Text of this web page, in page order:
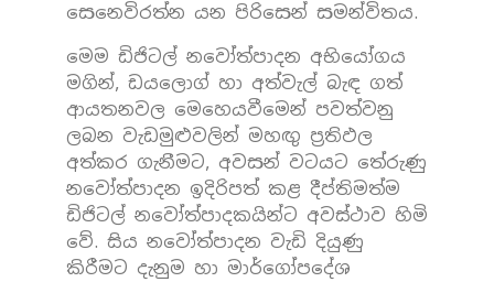
සෙනෙවිරත්න යන පිරිසෙන් සමන්විතය.
මෙම ඩිජිටල් නවෝත්පාදන අභියෝගය
මගින්, ඩයලොග් හා අත්වැල් බැඳ ගත්
ආයතනවල මෙහෙයවීමෙන් පවත්වනු
ලබන වැඩමුළුවලින් මහඟු ප්‍රතිඵල
අත්කර ගැනීමට, අවසන් වටයට තේරුණු
නවෝත්පාදන ඉදිරිපත් කළ දීප්තිමත්ම
ඩිජිටල් නවෝත්පාදකයින්ට අවස්ථාව හිමි
වේ. සිය නවෝත්පාදන වැඩි දියුණු
කිරීමට දැනුම හා මාර්ගෝපදේශ